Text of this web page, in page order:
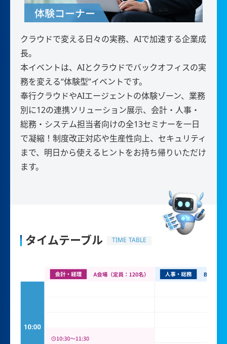
クラウドで変える日々の実務、AIで加速する企業成
長。
本イベントは、AIとクラウドでバックオフィスの実
務を変える“体験型”イベントです。
奉行クラウドやAIエージェントの体験ゾーン、業務
別に12の連携ソリューション展示、会計・人事・
総務・システム担当者向けの全13セミナーを一日
で凝縮！制度改正対応や生産性向上、セキュリティ
まで、明日から使えるヒントをお持ち帰りいただけ
ます。
タイムテーブル TIME TABLE